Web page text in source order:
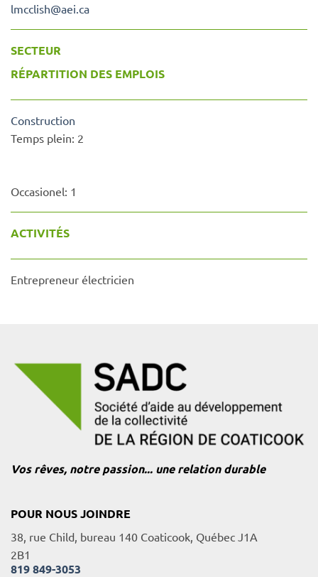
lmcclish@aei.ca
SECTEUR
RÉPARTITION DES EMPLOIS
Construction
Temps plein: 2
Occasionel: 1
ACTIVITÉS
Entrepreneur électricien
Vos rêves, notre passion... une relation durable
POUR NOUS JOINDRE
38, rue Child, bureau 140 Coaticook, Québec J1A
2B1
819 849-3053